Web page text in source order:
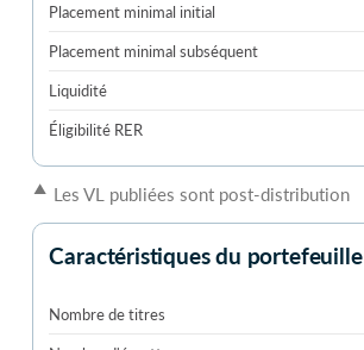
Placement minimal initial
Placement minimal subséquent
Liquidité
Éligibilité RER
▲ Les VL publiées sont post-distribution
Caractéristiques du portefeuille
Nombre de titres